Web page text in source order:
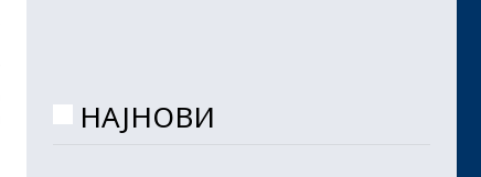
НАЈНОВИ